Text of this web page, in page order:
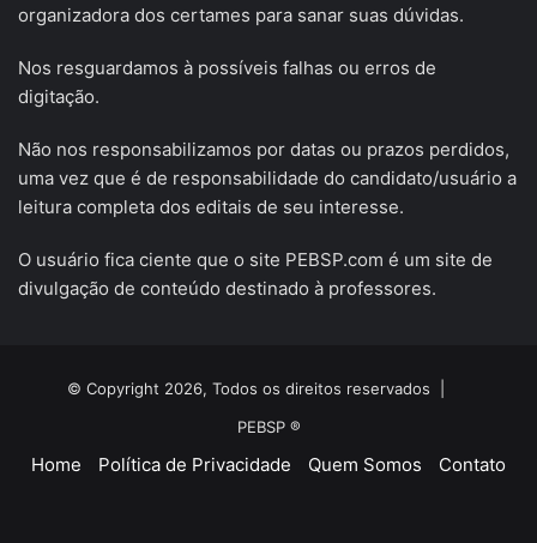
organizadora dos certames para sanar suas dúvidas.
Nos resguardamos à possíveis falhas ou erros de
digitação.
Não nos responsabilizamos por datas ou prazos perdidos,
uma vez que é de responsabilidade do candidato/usuário a
leitura completa dos editais de seu interesse.
O usuário fica ciente que o site PEBSP.com é um site de
divulgação de conteúdo destinado à professores.
© Copyright 2026, Todos os direitos reservados |
PEBSP ®
Home Política de Privacidade Quem Somos Contato